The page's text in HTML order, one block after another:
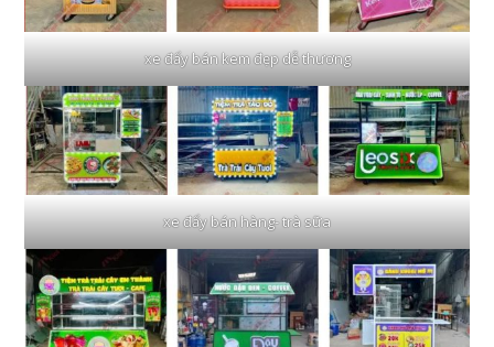
xe đẩy bán kem đẹp dễ thương
xe đẩy bán hàng- trà sữa